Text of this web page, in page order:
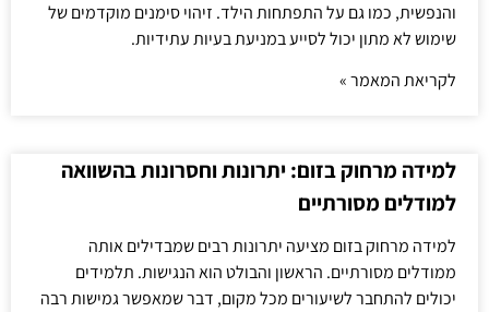
והנפשית, כמו גם על התפתחות הילד. זיהוי סימנים מוקדמים של
שימוש לא מתון יכול לסייע במניעת בעיות עתידיות.
לקריאת המאמר »
למידה מרחוק בזום: יתרונות וחסרונות בהשוואה
למודלים מסורתיים
למידה מרחוק בזום מציעה יתרונות רבים שמבדילים אותה
ממודלים מסורתיים. הראשון והבולט הוא הנגישות. תלמידים
יכולים להתחבר לשיעורים מכל מקום, דבר שמאפשר גמישות רבה